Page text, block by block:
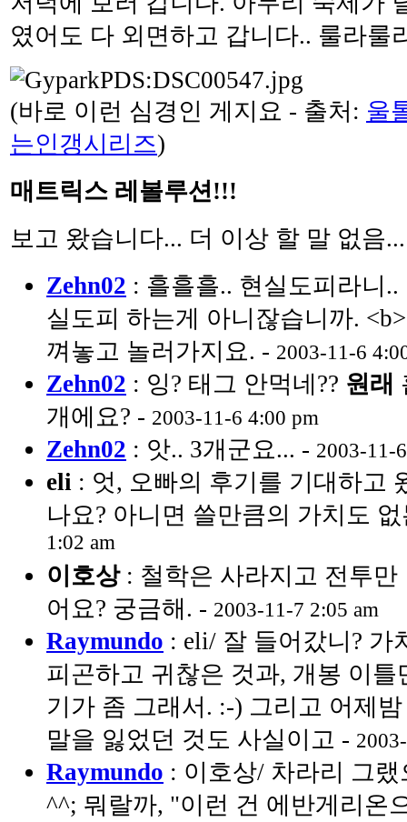
였어도 다 외면하고 갑니다.. 룰라룰
(바로 이런 심경인 게지요 - 출처: 울
는인갱시리즈)
매트릭스 레볼루션!!!
보고 왔습니다... 더 이상 할 말 없음...
Zehn02 : 흘흘흘.. 현실도피라니
실도피 하는게 아니잖습니까.
껴놓고 놀러가지요. - 2003-11-6
Zehn02 : 잉? 태그 안먹네?? 원래
개에요? - 2003-11-6 4:00 pm
Zehn02 : 앗.. 3개군요... - 2003-11-
eli : 엇, 오빠의 후기를 기대하고
나요? 아니면 쓸만큼의 가치도
1:02 am
이호상 : 철학은 사라지고 전투
어요? 궁금해. - 2003-11-7 2:05 am
Raymundo : eli/ 잘 들어갔니? 가
피곤하고 귀찮은 것과, 개봉 이
기가 좀 그래서. :-) 그리고 어제
말을 잃었던 것도 사실이고 -
Raymundo : 이호상/ 차라리 그
^^; 뭐랄까, "이런 건 에반게리온